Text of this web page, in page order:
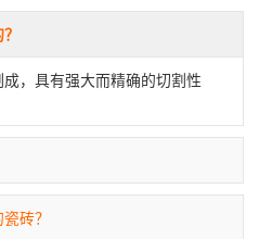
，具有强大而精确的切割性
砖？